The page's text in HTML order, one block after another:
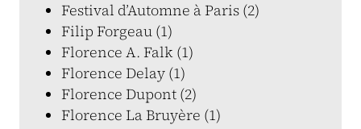
Festival d’Automne à Paris (2)
Filip Forgeau (1)
Florence A. Falk (1)
Florence Delay (1)
Florence Dupont (2)
Florence La Bruyère (1)